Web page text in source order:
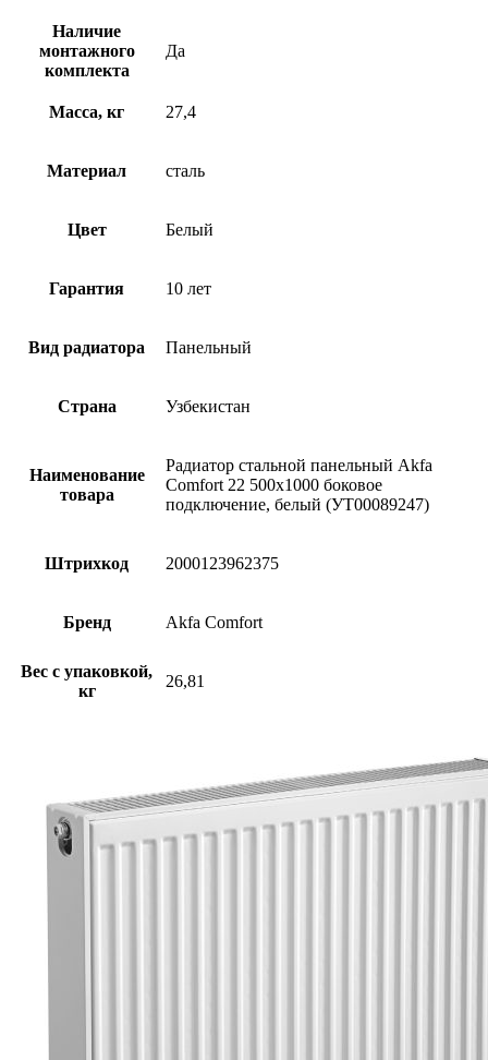
Наличие
монтажного
комплекта
Да
Масса, кг 27,4
Материал сталь
Цвет Белый
Гарантия 10 лет
Вид радиатора Панельный
Страна Узбекистан
Наименование
товара
Радиатор стальной панельный Akfa
Comfort 22 500х1000 боковое
подключение, белый (УТ00089247)
Штрихкод 2000123962375
Бренд Akfa Comfort
Вес с упаковкой,
кг
26,81